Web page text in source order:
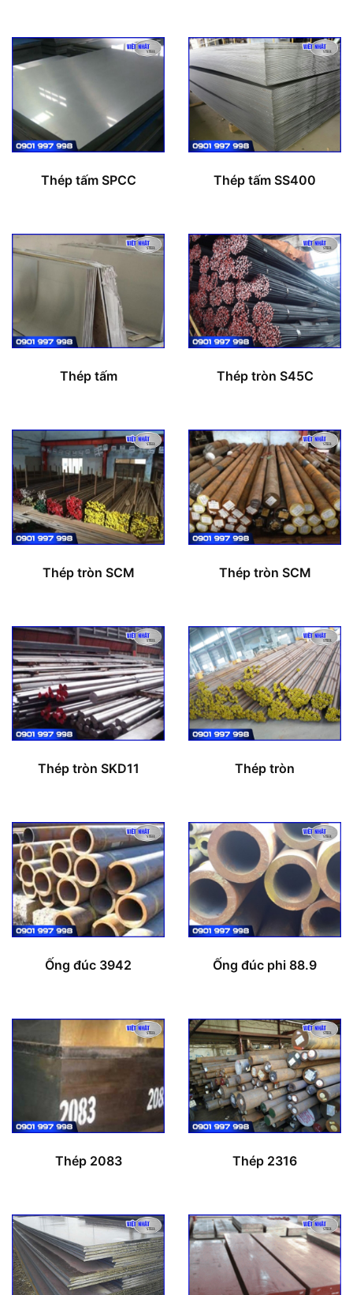
Thép tấm SPCC Thép tấm SS400
Thép tấm Thép tròn S45C
Thép tròn SCM Thép tròn SCM
Thép tròn SKD11 Thép tròn
Ống đúc 3942 Ống đúc phi 88.9
Thép 2083 Thép 2316